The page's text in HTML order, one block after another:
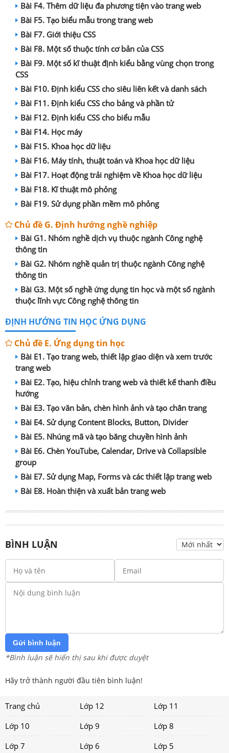
Bài F4. Thêm dữ liệu đa phương tiện vào trang web
Bài F5. Tạo biểu mẫu trong trang web
Bài F7. Giới thiệu CSS
Bài F8. Một số thuộc tính cơ bản của CSS
Bài F9. Một số kĩ thuật định kiểu bằng vùng chọn trong
CSS
Bài F10. Định kiểu CSS cho siêu liên kết và danh sách
Bài F11. Định kiểu CSS cho bảng và phần tử
Bài F12. Định kiểu CSS cho biểu mẫu
Bài F14. Học máy
Bài F15. Khoa học dữ liệu
Bài F16. Máy tính, thuật toán và Khoa học dữ liệu
Bài F17. Hoạt động trải nghiệm về Khoa học dữ liệu
Bài F18. Kĩ thuật mô phỏng
Bài F19. Sử dụng phần mềm mô phỏng
Chủ đề G. Định hướng nghề nghiệp
Bài G1. Nhóm nghề dịch vụ thuộc ngành Công nghệ
thông tin
Bài G2. Nhóm nghề quản trị thuộc ngành Công nghệ
thông tin
Bài G3. Một số nghề ứng dụng tin học và một số ngành
thuộc lĩnh vực Công nghệ thông tin
ĐỊNH HƯỚNG TIN HỌC ỨNG DỤNG
Chủ đề E. Ứng dụng tin học
Bài E1. Tạo trang web, thiết lập giao diện và xem trước
trang web
Bài E2. Tạo, hiệu chỉnh trang web và thiết kế thanh điều
hướng
Bài E3. Tạo văn bản, chèn hình ảnh và tạo chân trang
Bài E4. Sử dụng Content Blocks, Button, Divider
Bài E5. Nhúng mã và tạo băng chuyền hình ảnh
Bài E6. Chèn YouTube, Calendar, Drive và Collapsible
group
Bài E7. Sử dụng Map, Forms và các thiết lập trang web
Bài E8. Hoàn thiện và xuất bản trang web
BÌNH LUẬN
Gửi bình luận
*Bình luận sẽ hiển thị sau khi được duyệt
Hãy trở thành người đầu tiên bình luận!
Trang chủ Lớp 12
Lớp 11
Lớp 10
Lớp 9
Lớp 8
Lớp 7
Lớp 6 Lớp 5